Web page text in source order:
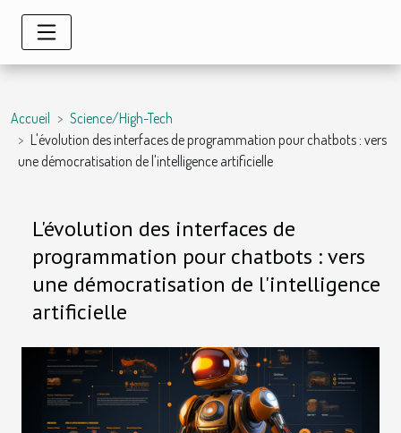
Accueil
Science/High-Tech
L'évolution des interfaces de programmation pour chatbots : vers
une démocratisation de l'intelligence artificielle
L'évolution des interfaces de
programmation pour chatbots : vers
une démocratisation de l'intelligence
artificielle